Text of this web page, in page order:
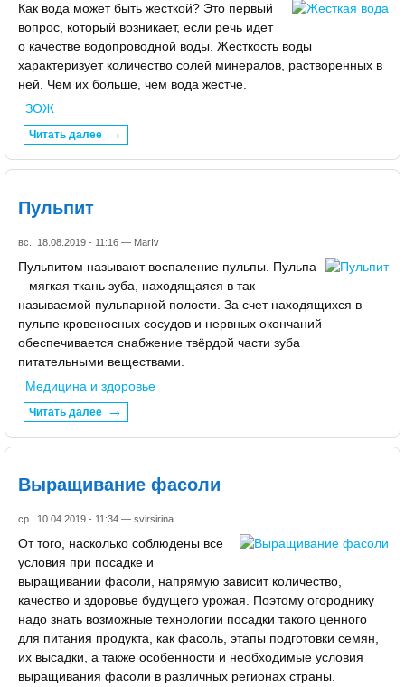
Как вода может быть жесткой? Это первый
вопрос, который возникает, если речь идет
о качестве водопроводной воды. Жесткость воды
характеризует количество солей минералов, растворенных в
ней. Чем их больше, чем вода жестче.
ЗОЖ
Читать далее
Пульпит
вс., 18.08.2019 - 11:16 — MarIv
Пульпитом называют воспаление пульпы. Пульпа
– мягкая ткань зуба, находящаяся в так
называемой пульпарной полости. За счет находящихся в
пульпе кровеносных сосудов и нервных окончаний
обеспечивается снабжение твёрдой части зуба
питательными веществами.
Медицина и здоровье
Читать далее
Выращивание фасоли
ср., 10.04.2019 - 11:34 — svirsirina
От того, насколько соблюдены все
условия при посадке и
выращивании фасоли, напрямую зависит количество,
качество и здоровье будущего урожая. Поэтому огороднику
надо знать возможные технологии посадки такого ценного
для питания продукта, как фасоль, этапы подготовки семян,
их высадки, а также особенности и необходимые условия
выращивания фасоли в различных регионах страны.